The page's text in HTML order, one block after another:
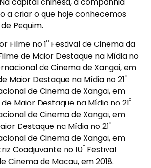
a criar o que hoje conhecemos
Pequim.
Filme no 1º Festival de Cinema da
de Maior Destaque na Mídia no
de Cinema de Xangai, em
Maior Destaque na Mídia no 21º
de Cinema de Xangai, em
de Maior Destaque na Mídia no 21º
de Cinema de Xangai, em
Destaque na Mídia no 21º
de Cinema de Xangai, em
Coadjuvante no 10º Festival
Cinema de Macau, em 2018.